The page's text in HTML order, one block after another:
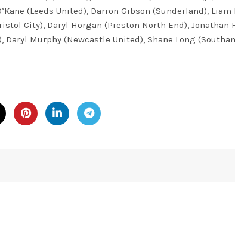
(Leeds United), Darron Gibson (Sunderland),
City), Daryl Horgan (Preston North End), Jonathan
Murphy (Newcastle United), Shane Long